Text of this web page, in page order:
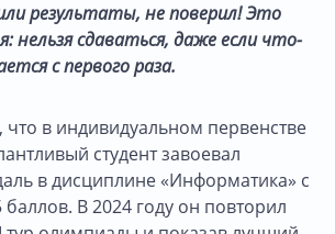
результаты, не поверил! Это
нельзя сдаваться, даже если что-
с первого раза.
в индивидуальном первенстве
студент завоевал
в дисциплине «Информатика» с
баллов. В 2024 году он повторил